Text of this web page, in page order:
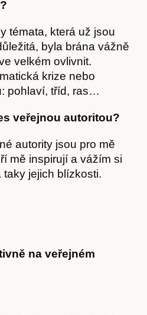
témata, která už jsou
byla brána vážně
velkém ovlivnit.
krize nebo
pohlaví, tříd, ras…
veřejnou autoritou?
autority jsou pro mě
mě inspirují a vážím si
jejich blízkosti.
na veřejném